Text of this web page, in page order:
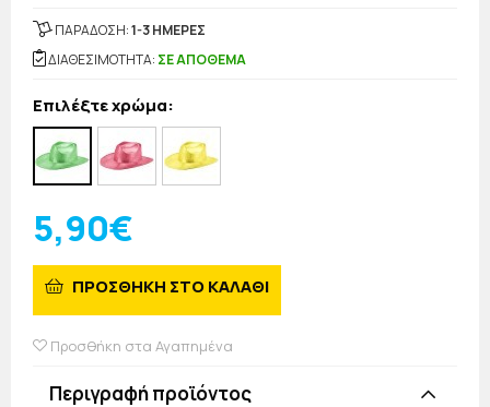
ΠΑΡΑΔΟΣΗ:1-3 ΗΜΕΡΕΣ
ΔΙΑΘΕΣΙΜΟΤΗΤΑ: ΣΕ ΑΠΟΘΕΜΑ
Επιλέξτε χρώμα:
5,90€
ΠΡΟΣΘΗΚΗ ΣΤΟ ΚΑΛΑΘΙ
Προσθήκη στα Αγαπημένα
Περιγραφή προϊόντος